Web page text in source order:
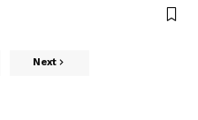
Next